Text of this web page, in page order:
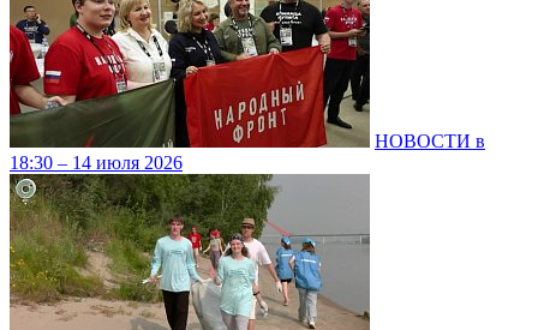
НОВОСТИ в
18:30 – 14 июля 2026